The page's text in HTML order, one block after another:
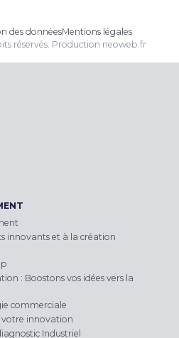
des donnéesMentions légales
réservés. Production neoweb.fr
innovants et à la création
: Boostons vos idées vers la
commerciale
innovation
Industriel